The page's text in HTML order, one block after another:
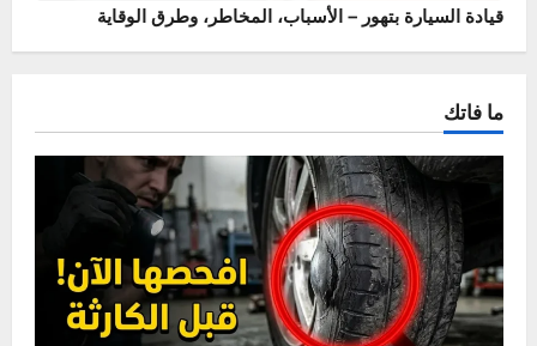
قيادة السيارة بتهور – الأسباب، المخاطر، وطرق الوقاية
ما فاتك